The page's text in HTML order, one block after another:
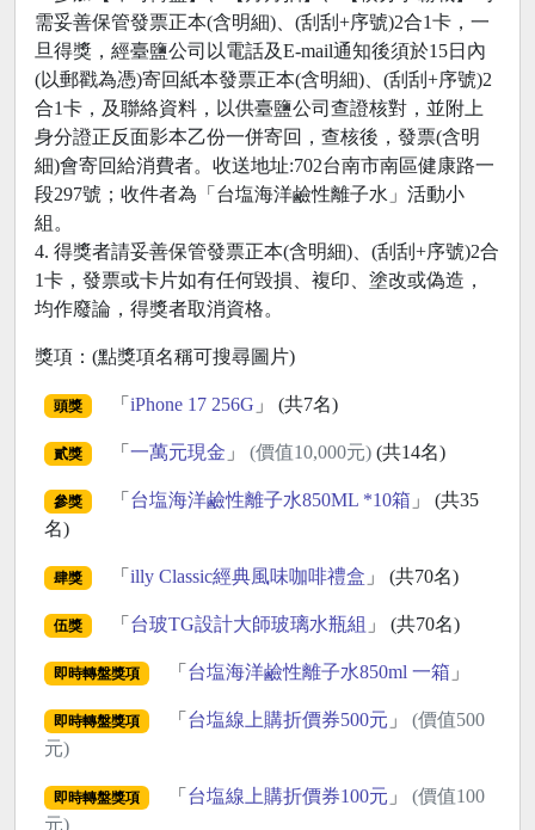
需妥善保管發票正本(含明細)、(刮刮+序號)2合1卡，一
旦得獎，經臺鹽公司以電話及E-mail通知後須於15日內
(以郵戳為憑)寄回紙本發票正本(含明細)、(刮刮+序號)2
合1卡，及聯絡資料，以供臺鹽公司查證核對，並附上
身分證正反面影本乙份一併寄回，查核後，發票(含明
細)會寄回給消費者。收送地址:702台南市南區健康路一
段297號；收件者為「台塩海洋鹼性離子水」活動小
組。
4. 得獎者請妥善保管發票正本(含明細)、(刮刮+序號)2合
1卡，發票或卡片如有任何毀損、複印、塗改或偽造，
均作廢論，得獎者取消資格。
獎項：(點獎項名稱可搜尋圖片)
頭獎 「 iPhone 17 256G 」 (共7名)
貳獎 「 一萬元現金 」 (價值10,000元)(共14名)
參獎 「 台塩海洋鹼性離子水850ML *10箱 」 (共35
名)
肆獎 「 illy Classic經典風味咖啡禮盒 」 (共70名)
伍獎 「 台玻TG設計大師玻璃水瓶組 」 (共70名)
即時轉盤獎項 「 台塩海洋鹼性離子水850ml 一箱 」
即時轉盤獎項 「 台塩線上購折價券500元 」 (價值500
元)
即時轉盤獎項 「 台塩線上購折價券100元 」 (價值100
元)